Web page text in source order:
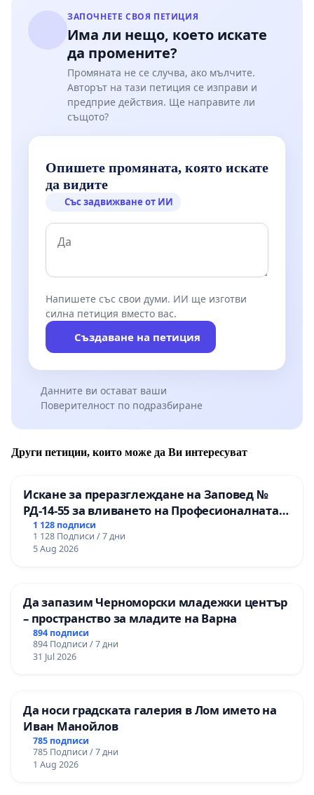
ЗАПОЧНЕТЕ СВОЯ ПЕТИЦИЯ
Има ли нещо, което искате
да промените?
Промяната не се случва, ако мълчите.
Авторът на тази петиция се изправи и
предприе действия. Ще направите ли
същото?
Опишете промяната, която искате
да видите
Със задвижване от ИИ
Напишете със свои думи. ИИ ще изготви
силна петиция вместо вас.
Създаване на петиция
Данните ви остават ваши
Поверителност по подразбиране
Други петиции, които може да Ви интересуват
Искане за преразглеждане на Заповед №
РД-14-55 за вливането на Професионалната
гимназия по промишлени технологии в
Професионалната гимназия по икономика и
мениджмънт – гр. Пазарджик
1 128 подписи
1 128 Подписи / 7 дни
5 Aug 2026
Да запазим Черноморски младежки център
– пространство за младите на Варна
894 подписи
894 Подписи / 7 дни
31 Jul 2026
Да носи градската галерия в Лом името на
Иван Манойлов
785 подписи
785 Подписи / 7 дни
1 Aug 2026